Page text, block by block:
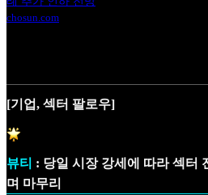
chosun.com
[기업, 섹터 팔로우]
뷰티 : 당일 시장 강세에 따라 섹터
며 마무리